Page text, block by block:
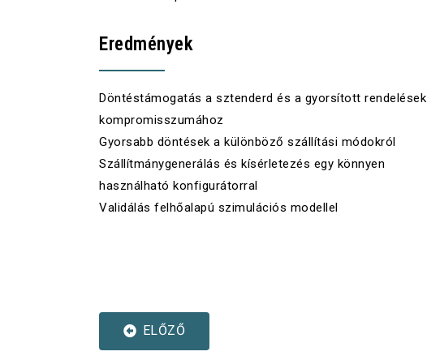
Eredmények
Döntéstámogatás a sztenderd és a gyorsított rendelések
kompromisszumához
Gyorsabb döntések a különböző szállítási módokról
Szállítmánygenerálás és kísérletezés egy könnyen
használható konfigurátorral
Validálás felhőalapú szimulációs modellel
ELŐZŐ